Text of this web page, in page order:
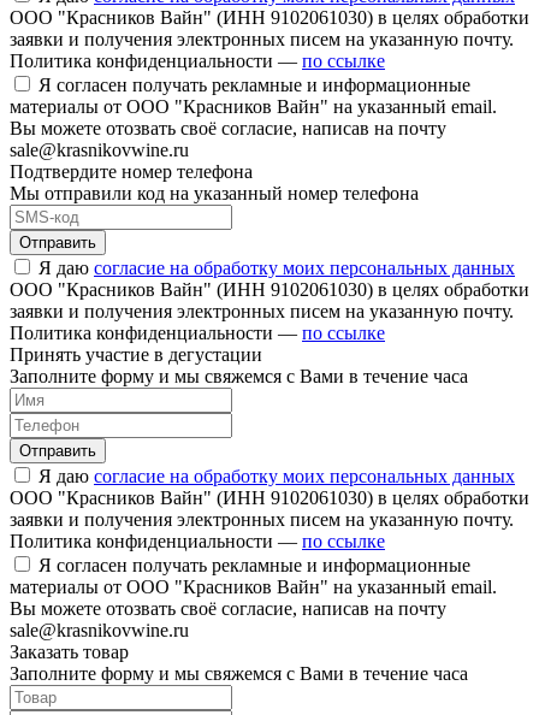
ООО "Красников Вайн" (ИНН 9102061030) в целях обработки
заявки и получения электронных писем на указанную почту.
Политика конфиденциальности — по ссылке
Я согласен получать рекламные и информационные
материалы от ООО "Красников Вайн" на указанный email.
Вы можете отозвать своё согласие, написав на почту
sale@krasnikovwine.ru
Подтвердите номер телефона
Мы отправили код на указанный номер телефона
Отправить
Я даю согласие на обработку моих персональных данных
ООО "Красников Вайн" (ИНН 9102061030) в целях обработки
заявки и получения электронных писем на указанную почту.
Политика конфиденциальности — по ссылке
Принять участие в дегустации
Заполните форму и мы свяжемся с Вами в течение часа
Отправить
Я даю согласие на обработку моих персональных данных
ООО "Красников Вайн" (ИНН 9102061030) в целях обработки
заявки и получения электронных писем на указанную почту.
Политика конфиденциальности — по ссылке
Я согласен получать рекламные и информационные
материалы от ООО "Красников Вайн" на указанный email.
Вы можете отозвать своё согласие, написав на почту
sale@krasnikovwine.ru
Заказать товар
Заполните форму и мы свяжемся с Вами в течение часа